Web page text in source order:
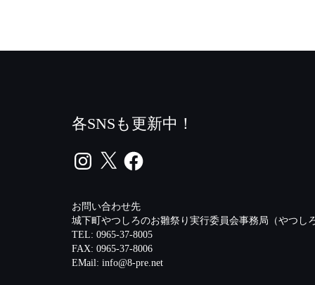
各SNSも更新中！
Instagram
X Facebook
お問い合わせ先
城下町やつしろのお雛祭り実行委員会事務局（やつし
TEL: 0965-37-8005
FAX: 0965-37-8006
EMail: info@8-pre.net